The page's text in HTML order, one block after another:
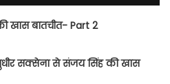
खास बातचीत- Part 2
सक्सेना से संजय सिंह की खास